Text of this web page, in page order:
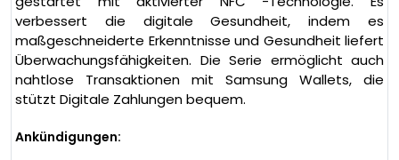
verbessert die digitale Gesundheit, indem es
maßgeschneiderte Erkenntnisse und Gesundheit liefert
Überwachungsfähigkeiten. Die Serie ermöglicht auch
nahtlose Transaktionen mit Samsung Wallets, die
stützt Digitale Zahlungen bequem.
Ankündigungen: